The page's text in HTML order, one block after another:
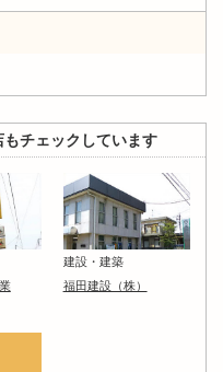
チェックしています
建設・建築
福田建設（株）